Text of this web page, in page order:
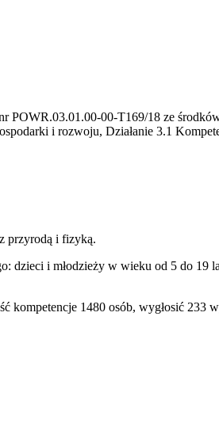
POWR.03.01.00-00-T169/18 ze
i rozwoju, Działanie 3.1
przyrodą i fizyką.
i młodzieży w wieku od 5 do 19
1480 osób, wygłosić 233